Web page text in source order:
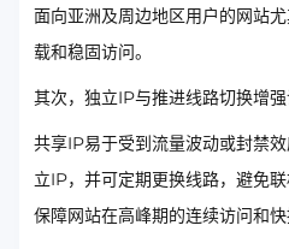
面向亚洲及周边地区用户的网站
载和稳固访问。
其次，独立IP与推进线路切换增强
共享IP易于受到流量波动或封禁
立IP，并可定期更换线路，避免
保障网站在高峰期的连续访问和快